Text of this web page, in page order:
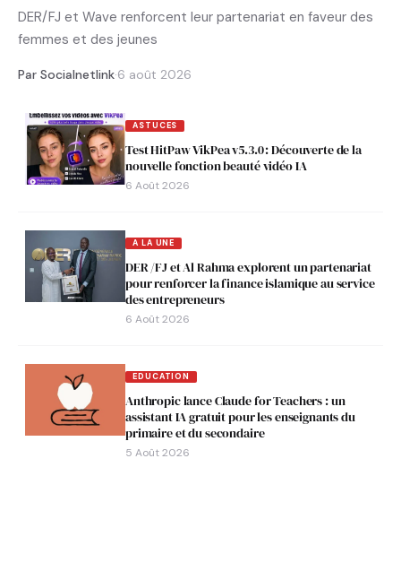
DER/FJ et Wave renforcent leur partenariat en faveur des
femmes et des jeunes
Par Socialnetlink·6 août 2026
ASTUCES
Test HitPaw VikPea v5.3.0 : Découverte de la
nouvelle fonction beauté vidéo IA
6 Août 2026
A LA UNE
DER /FJ et Al Rahma explorent un partenariat
pour renforcer la finance islamique au service
des entrepreneurs
6 Août 2026
EDUCATION
Anthropic lance Claude for Teachers : un
assistant IA gratuit pour les enseignants du
primaire et du secondaire
5 Août 2026